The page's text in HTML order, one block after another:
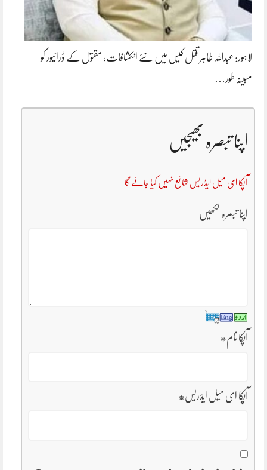
لاہور: عبداللہ طاہر قتل کیس میں نئے انکشافات، مقتول کے ڈرائیور کو
مبینہ طور…
اپنا تبصرہ بھیجیں
آپکا ای میل ایڈریس شائع نہیں کیا جائے گا
اپنا تبصرہ لکھیں
آپکا نام*
آپکا ای میل ایڈریس*